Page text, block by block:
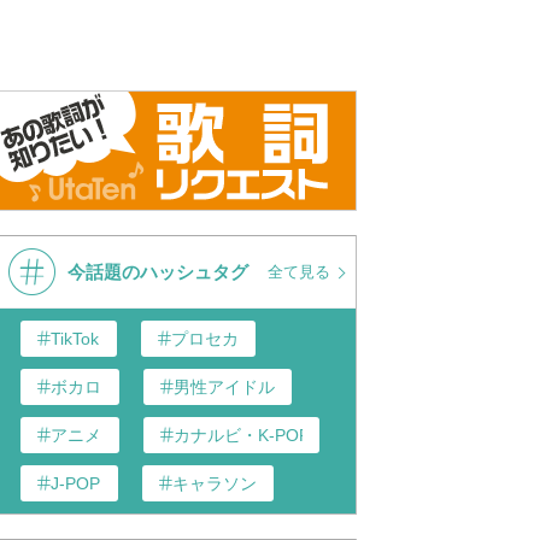
ひと） 憧れのハワイ航路
今話題のハッシュタグ 全て見る
TikTok プロセカ
ボカロ 男性アイドル
アニメ カナルビ・K-POP和訳
J-POP キャラソン